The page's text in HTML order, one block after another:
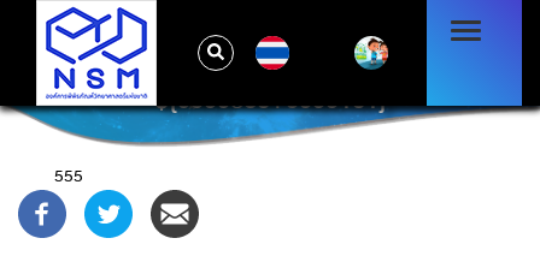
${9999360+9999101}
555